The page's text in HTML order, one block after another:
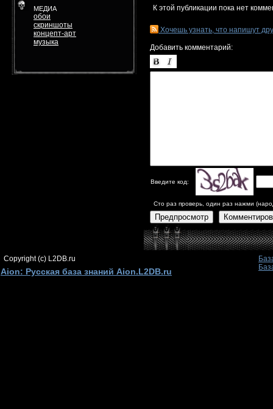
МЕДИА
обои
скриншоты
концепт-арт
музыка
К этой публикации пока нет
Хочешь узнать, что напишут
Добавить комментарий:
Введите код:
Сто раз проверь, один раз нажми
Предпросмотр
Copyright (c) L2DB.ru
Aion: Русская база знаний Aion.L2DB.ru